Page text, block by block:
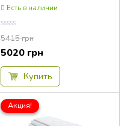
Есть в наличии
Оценка
0.00
из
5
5415грн
5020 грн
Купить
Акция!